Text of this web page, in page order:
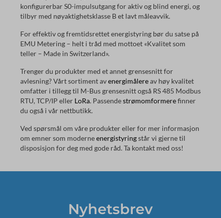
konfigurerbar S0-impulsutgang for aktiv og blind energi, og
tilbyr med nøyaktighetsklasse B et lavt måleavvik.
For effektiv og fremtidsrettet energistyring bør du satse på
EMU Metering – helt i tråd med mottoet «Kvalitet som
teller – Made in Switzerland».
Trenger du produkter med et annet grensesnitt for
avlesning? Vårt sortiment avenergimålereav høy kvalitet
omfatter i tillegg til M-Bus grensesnitt også RS 485 Modbus
RTU, TCP/IP eller LoRa. Passendestrømomformerefinner
du også i vår nettbutikk.
Ved spørsmål om våre produkter eller for mer informasjon
om emner som moderneenergistyringstår vi gjerne til
disposisjon for deg med gode råd. Ta kontakt med oss!
Nyhetsbrev